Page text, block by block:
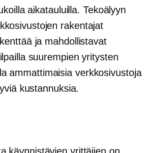
aikatauluilla. Tekoälyyn
rakentajat
ja mahdollistavat
suurempien yritysten
ammattimaisia verkkosivustoja
kustannuksia.